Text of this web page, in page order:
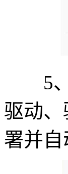
5、
驱动
署并自